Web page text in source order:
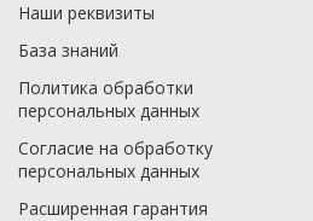
Наши реквизиты
База знаний
Политика обработки
персональных данных
Согласие на обработку
персональных данных
Расширенная гарантия